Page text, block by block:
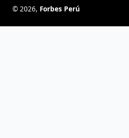
© 2026, Forbes Perú